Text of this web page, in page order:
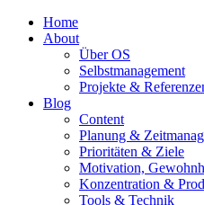
Home
About
Über OS
Selbstmanagement
Projekte &
Blog
Content
Planung &
Prioritäten & Ziele
Motivation,
Konzentration &
Tools & Technik